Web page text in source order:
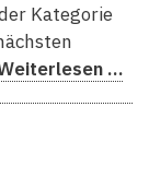
Kategorie
…